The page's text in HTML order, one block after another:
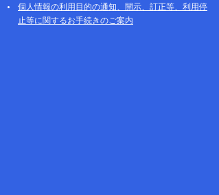
個人情報の利用目的の通知、開示、訂正等、利用停
止等に関するお手続きのご案内